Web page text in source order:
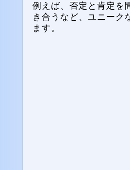
例えば、否定と肯定を
き合うなど、ユニーク
ます。